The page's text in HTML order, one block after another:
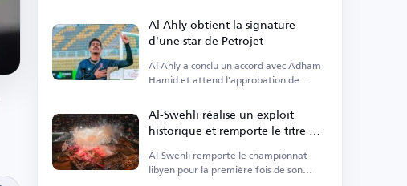
Al Ahly obtient la signature
d'une star de Petrojet
Al Ahly a conclu un accord avec Adham
Hamid et attend l'approbation de
Al-Swehli réalise un exploit
historique et remporte le titre de
la ligue libyenne pour la
première fois
Al-Swehli remporte le championnat
libyen pour la première fois de son